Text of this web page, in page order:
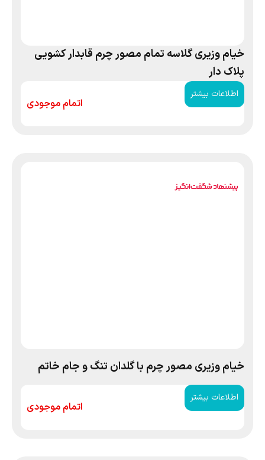
خیام وزیری گلاسه تمام مصور چرم قابدار کشویی
پلاک دار
اطلاعات بیشتر
اتمام موجودی
خیام وزیری مصور چرم با گلدان تنگ و جام خاتم
اطلاعات بیشتر
اتمام موجودی